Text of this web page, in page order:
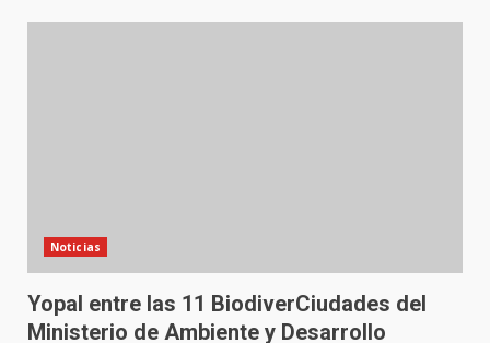
Noticias
Yopal entre las 11 BiodiverCiudades del
Ministerio de Ambiente y Desarrollo